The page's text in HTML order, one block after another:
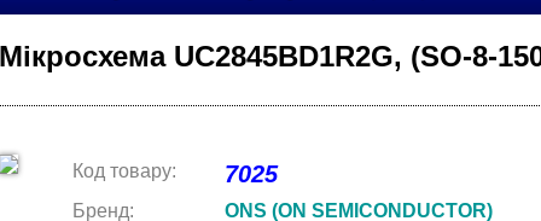
Мікросхема UC2845BD1R2G, (SO-8-
Код товару: 7025
Бренд: ONS (ON SEMICONDUCTOR)